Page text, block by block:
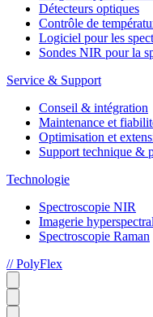
Détecteurs optiques
Contrôle de
Logiciel pour les
Sondes NIR pour la
Service & Support
Conseil & intégration
Maintenance et
Optimisation et
Support technique &
Technologie
Spectroscopie NIR
Imagerie
Spectroscopie Raman
// PolyFlex